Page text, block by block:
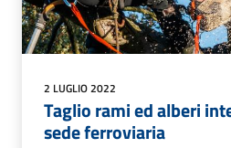
2 LUGLIO 2022
Taglio rami ed alberi
sede ferroviaria